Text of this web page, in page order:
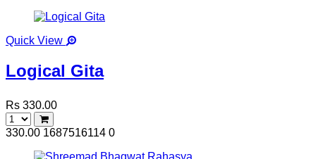
Quick View
Logical Gita
Rs 330.00
330.00 1687516114 0